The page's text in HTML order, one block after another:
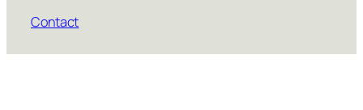
Contact